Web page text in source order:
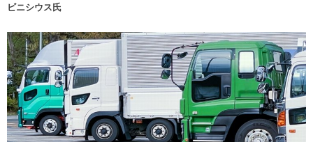
ビニシウス氏